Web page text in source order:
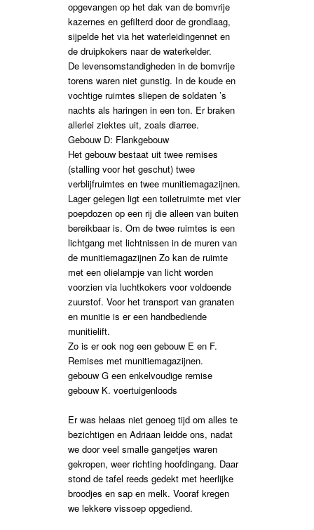
opgevangen op het dak van de bomvrije
kazernes en gefilterd door de grondlaag,
sijpelde het via het waterleidingennet en
de druipkokers naar de waterkelder.
De levensomstandigheden in de bomvrije
torens waren niet gunstig. In de koude en
vochtige ruimtes sliepen de soldaten ’s
nachts als haringen in een ton. Er braken
allerlei ziektes uit, zoals diarree.
Gebouw D: Flankgebouw
Het gebouw bestaat uit twee remises
(stalling voor het geschut) twee
verblijfruimtes en twee munitiemagazijnen.
Lager gelegen ligt een toiletruimte met vier
poepdozen op een rij die alleen van buiten
bereikbaar is. Om de twee ruimtes is een
lichtgang met lichtnissen in de muren van
de munitiemagazijnen Zo kan de ruimte
met een olielampje van licht worden
voorzien via luchtkokers voor voldoende
zuurstof. Voor het transport van granaten
en munitie is er een handbediende
munitielift.
Zo is er ook nog een gebouw E en F.
Remises met munitiemagazijnen.
gebouw G een enkelvoudige remise
gebouw K. voertuigenloods
Er was helaas niet genoeg tijd om alles te
bezichtigen en Adriaan leidde ons, nadat
we door veel smalle gangetjes waren
gekropen, weer richting hoofdingang. Daar
stond de tafel reeds gedekt met heerlijke
broodjes en sap en melk. Vooraf kregen
we lekkere vissoep opgediend.